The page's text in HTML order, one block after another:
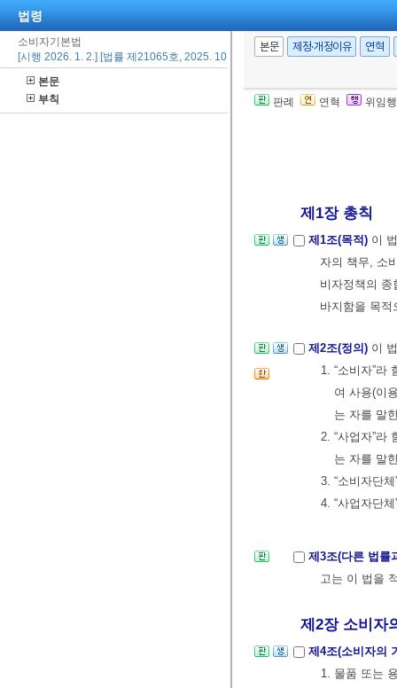
법령
소비자기본법
[시행 2026. 1. 2.] [법률 제21065호, 2025. 10. 1., 타법개정]
본문
부칙
본문 제정·개정이유 연혁
판례 연혁 위임
제1장 총칙
제1조(목적) 이
자의 책무, 소
비자정책의
바지함을 목적
제2조(정의) 이
1. “소비자”라
여 사용(이
는 자를 말
2. “사업자”라
는 자를 말
3. “소비자단
4. “사업자단
제3조(다른 법률
고는 이 법을
제2장 소비자의
제4조(소비자의
1. 물품 또는